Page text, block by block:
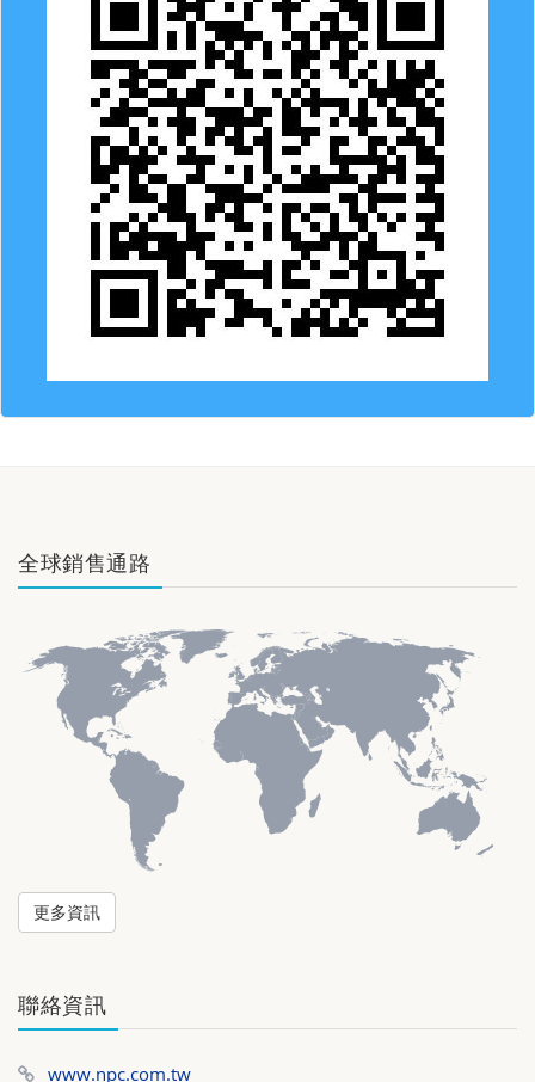
全球銷售通路
更多資訊
聯絡資訊
www.npc.com.tw